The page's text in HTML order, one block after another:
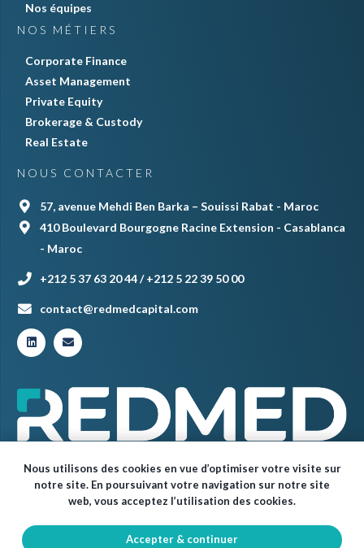
Nos équipes
NOS MÉTIERS
Corporate Finance
Asset Management
Private Equity
Brokerage & Custody
Real Estate
NOUS CONTACTER
57, avenue Mehdi Ben Barka – Souissi Rabat - Maroc
410 Boulevard Bourgogne Racine Extension - Casablanca
- Maroc
+212 5 37 63 20 44 / +212 5 22 39 50 00
contact@redmedcapital.com
© Red Med 2024 – Tous droits réservés.
Nous utilisons des cookies en vue d’optimiser votre visite sur
notre site. En poursuivant votre navigation sur notre site
web, vous acceptez l’utilisation des cookies.
Accepter & continuer